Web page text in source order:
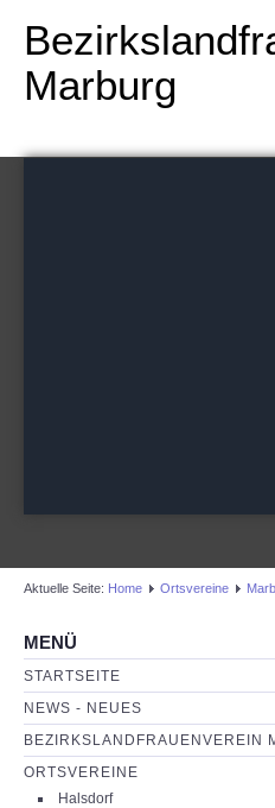
Marburg
Aktuelle Seite: Home Ortsvereine
MENÜ
STARTSEITE
NEWS - NEUES
BEZIRKSLANDFRAUENVEREIN
ORTSVEREINE
Halsdorf